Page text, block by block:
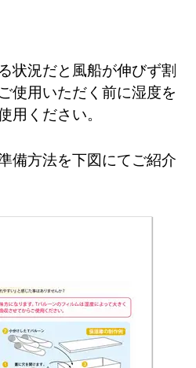
状況だと風船が伸びず割
使用いただく前に湿度を
用ください。
備方法を下図にてご紹介